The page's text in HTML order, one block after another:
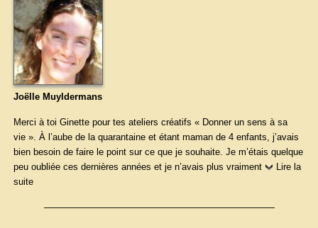
Joëlle Muyldermans
Merci à toi Ginette pour tes ateliers créatifs « Donner un sens à sa
vie ». À l’aube de la quarantaine et étant maman de 4 enfants, j’avais
bien besoin de faire le point sur ce que je souhaite. Je m’étais quelque
peu oubliée ces dernières années et je n’avais plus vraiment
Lire la
suite
—————————————————————————